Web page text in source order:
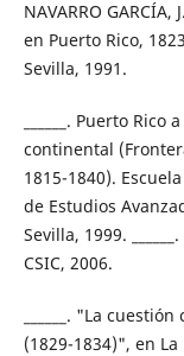
NAVARRO
en Puerto Rico,
Sevilla, 1991.
______. Puerto
continental
1815-1840).
de Estudios
Sevilla, 1999.
CSIC, 2006.
______. "La
(1829-1834)", en